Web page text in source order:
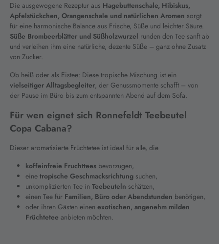
Die ausgewogene Rezeptur aus Hagebuttenschale, Hibiskus,
Apfelstückchen, Orangenschale und natürlichen Aromen sorgt
für eine harmonische Balance aus Frische, Süße und leichter Säure.
Süße Brombeerblätter und Süßholzwurzel runden den Tee sanft ab
und verleihen ihm eine natürliche, dezente Süße – ganz ohne Zusatz
von Zucker.
Ob heiß oder als Eistee: Diese tropische Mischung ist ein
vielseitiger Alltagsbegleiter, der Genussmomente schafft – von
der Pause im Büro bis zum entspannten Abend auf dem Sofa.
Für wen eignet sich Ronnefeldt Teebeutel
Copa Cabana?
Dieser aromatisierte Früchtetee ist ideal für alle, die
koffeinfreie Fruchttees bevorzugen,
eine tropische Geschmacksrichtung suchen,
unkomplizierten Tee in Teebeuteln schätzen,
einen Tee für Familien, Büro oder Abendstunden benötigen,
oder ihren Gästen einen exotischen, angenehm milden
Früchtetee anbieten möchten.